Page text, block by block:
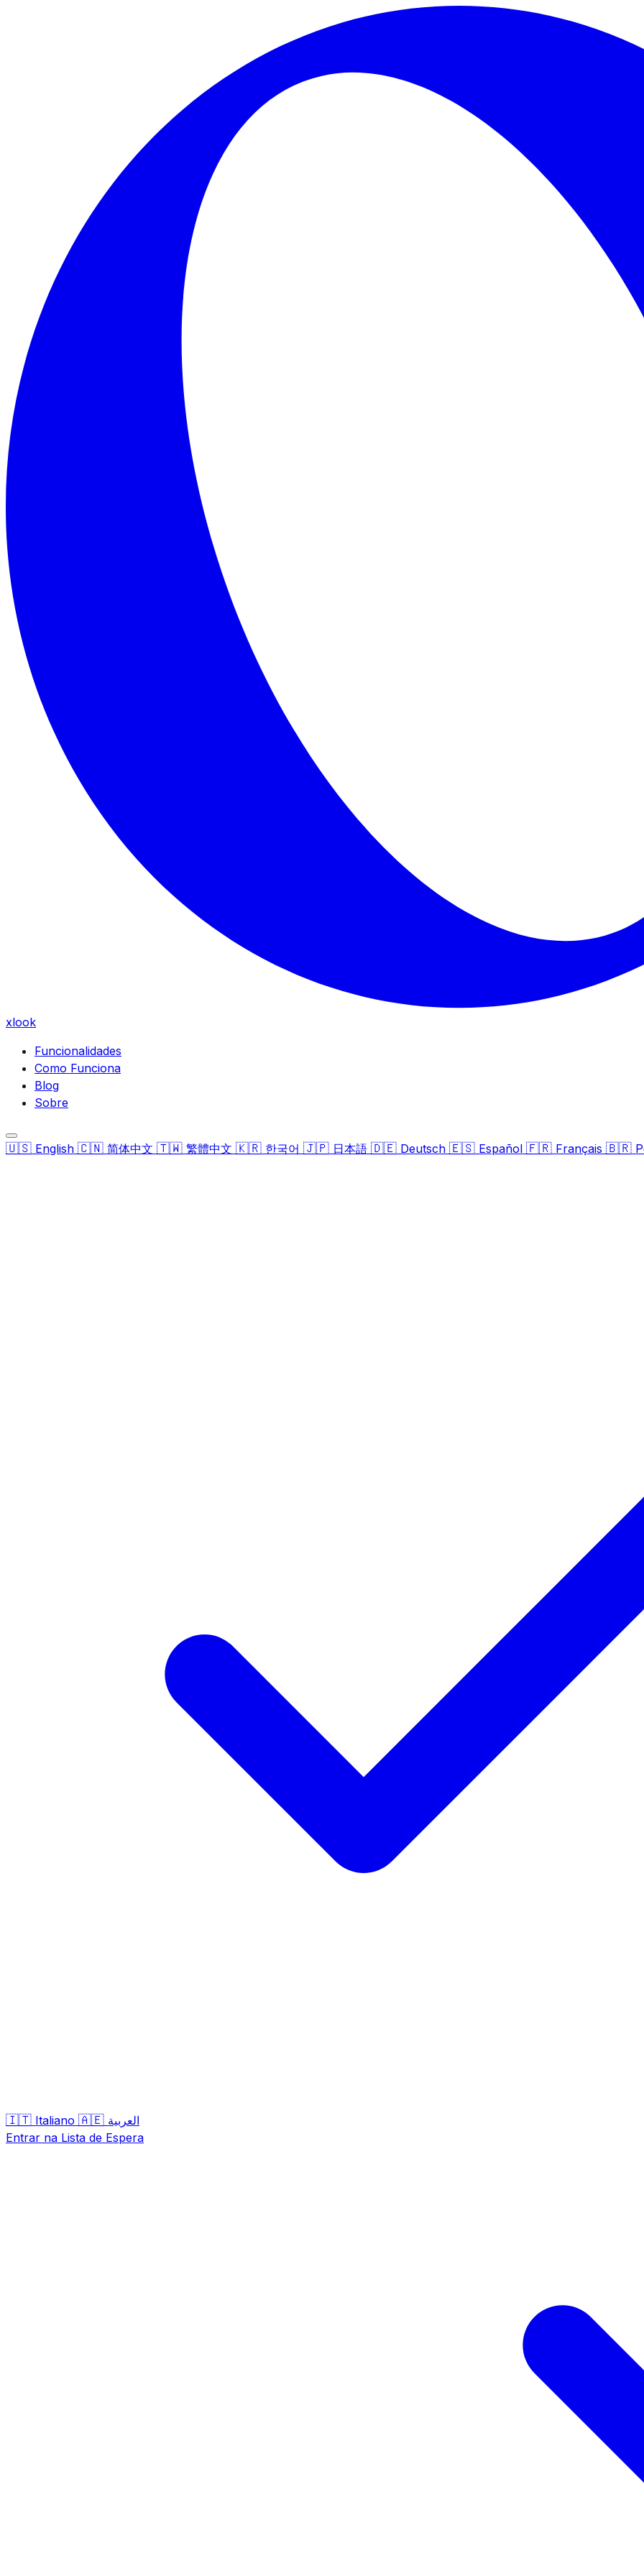
xlook
Funcionalidades
Como Funciona
Blog
Sobre
🇺🇸 English 🇨🇳 简体中文 🇹🇼 繁體中文 🇰🇷 한국어 🇯🇵 日本語 🇩🇪 Deutsch 🇪🇸 Español 🇫🇷 Français 🇧🇷
🇮🇹 Italiano 🇦🇪 العربية
Entrar na Lista de Espera